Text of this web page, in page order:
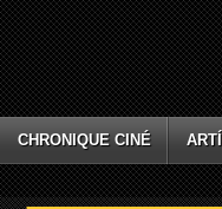
CHRONIQUE CINÉ